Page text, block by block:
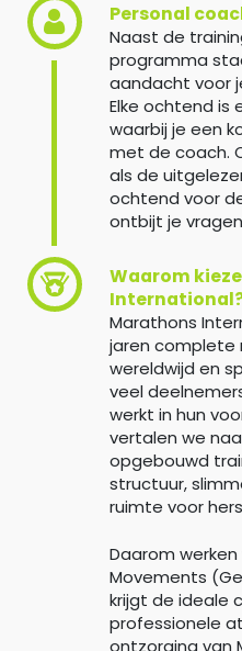
Personal
Naast de
programma
aandacht voor
Elke ochtend is
waarbij je een
met de coach.
als de
ochtend voor
ontbijt je
Waarom
Marathons
jaren complete
wereldwijd en
veel
werkt in hun
vertalen we
opgebouwd
structuur,
ruimte voor
Daarom
Movements
krijgt de ideale
professionele
ontzorging van